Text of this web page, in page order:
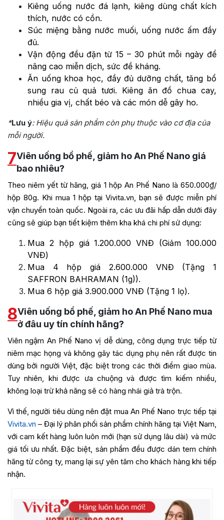
Kiêng uống nước đá lạnh, kiêng dùng chất kích
thích, nước có cồn.
Súc miệng bằng nước muối, uống nước ấm đầy
đủ.
Vận động đều đặn từ 15 – 30 phút mỗi ngày để
nâng cao miễn dịch, sức đề kháng.
Ăn uống khoa học, đầy đủ dưỡng chất, tăng bổ
sung rau củ quả tươi. Kiêng ăn đồ chua cay,
nhiều gia vị, chất béo và các món dễ gây ho.
*Lưu ý: Hiệu quả sản phẩm còn phụ thuộc vào cơ địa của
mỗi người.
7Viên uống bổ phế, giảm ho An Phế Nano giá
bao nhiêu?
Theo niêm yết từ hãng, giá 1 hộp An Phế Nano là 650.000₫/
hộp 80g. Khi mua 1 hộp tại Vivita.vn, bạn sẽ được miễn phí
vận chuyển toàn quốc. Ngoài ra, các ưu đãi hấp dẫn dưới đây
cũng sẽ giúp bạn tiết kiệm thêm kha khá chi phí sử dụng:
Mua 2 hộp giá 1.200.000 VNĐ (Giảm 100.000
VNĐ)
Mua 4 hộp giá 2.600.000 VNĐ (Tặng 1
SAFFRON BAHRAMAN (1g)).
Mua 6 hộp giá 3.900.000 VNĐ (Tặng 1 lọ).
8Viên uống bổ phế, giảm ho An Phế Nano mua
ở đâu uy tín chính hãng?
Viên ngậm An Phế Nano vị dễ dùng, công dụng trực tiếp từ
niêm mạc họng và không gây tác dụng phụ nên rất được tin
dùng bởi người Việt, đặc biệt trong các thời điểm giao mùa.
Tuy nhiên, khi được ưa chuộng và được tìm kiếm nhiều,
không loại trừ khả năng sẽ có hàng nhái giả trà trộn.
Vì thế, người tiêu dùng nên đặt mua An Phế Nano trực tiếp tại
Vivita.vn – Đại lý phân phối sản phẩm chính hãng tại Việt Nam,
với cam kết hàng luôn luôn mới (hạn sử dụng lâu dài) và mức
giá tối ưu nhất. Đặc biệt, sản phẩm đều được dán tem chính
hãng từ công ty, mang lại sự yên tâm cho khách hàng khi tiếp
nhận.